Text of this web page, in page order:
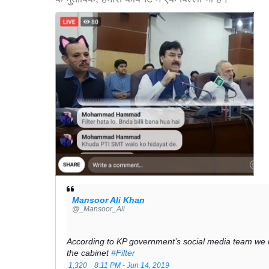
V
e
w
i
m
g
e
o
n
T
w
t
Mansoor Ali Khan
@_Mansoor_Ali
According to KP government’s social media team
the cabinet #Filter
1,320 8:11 PM - Jun 14, 2019